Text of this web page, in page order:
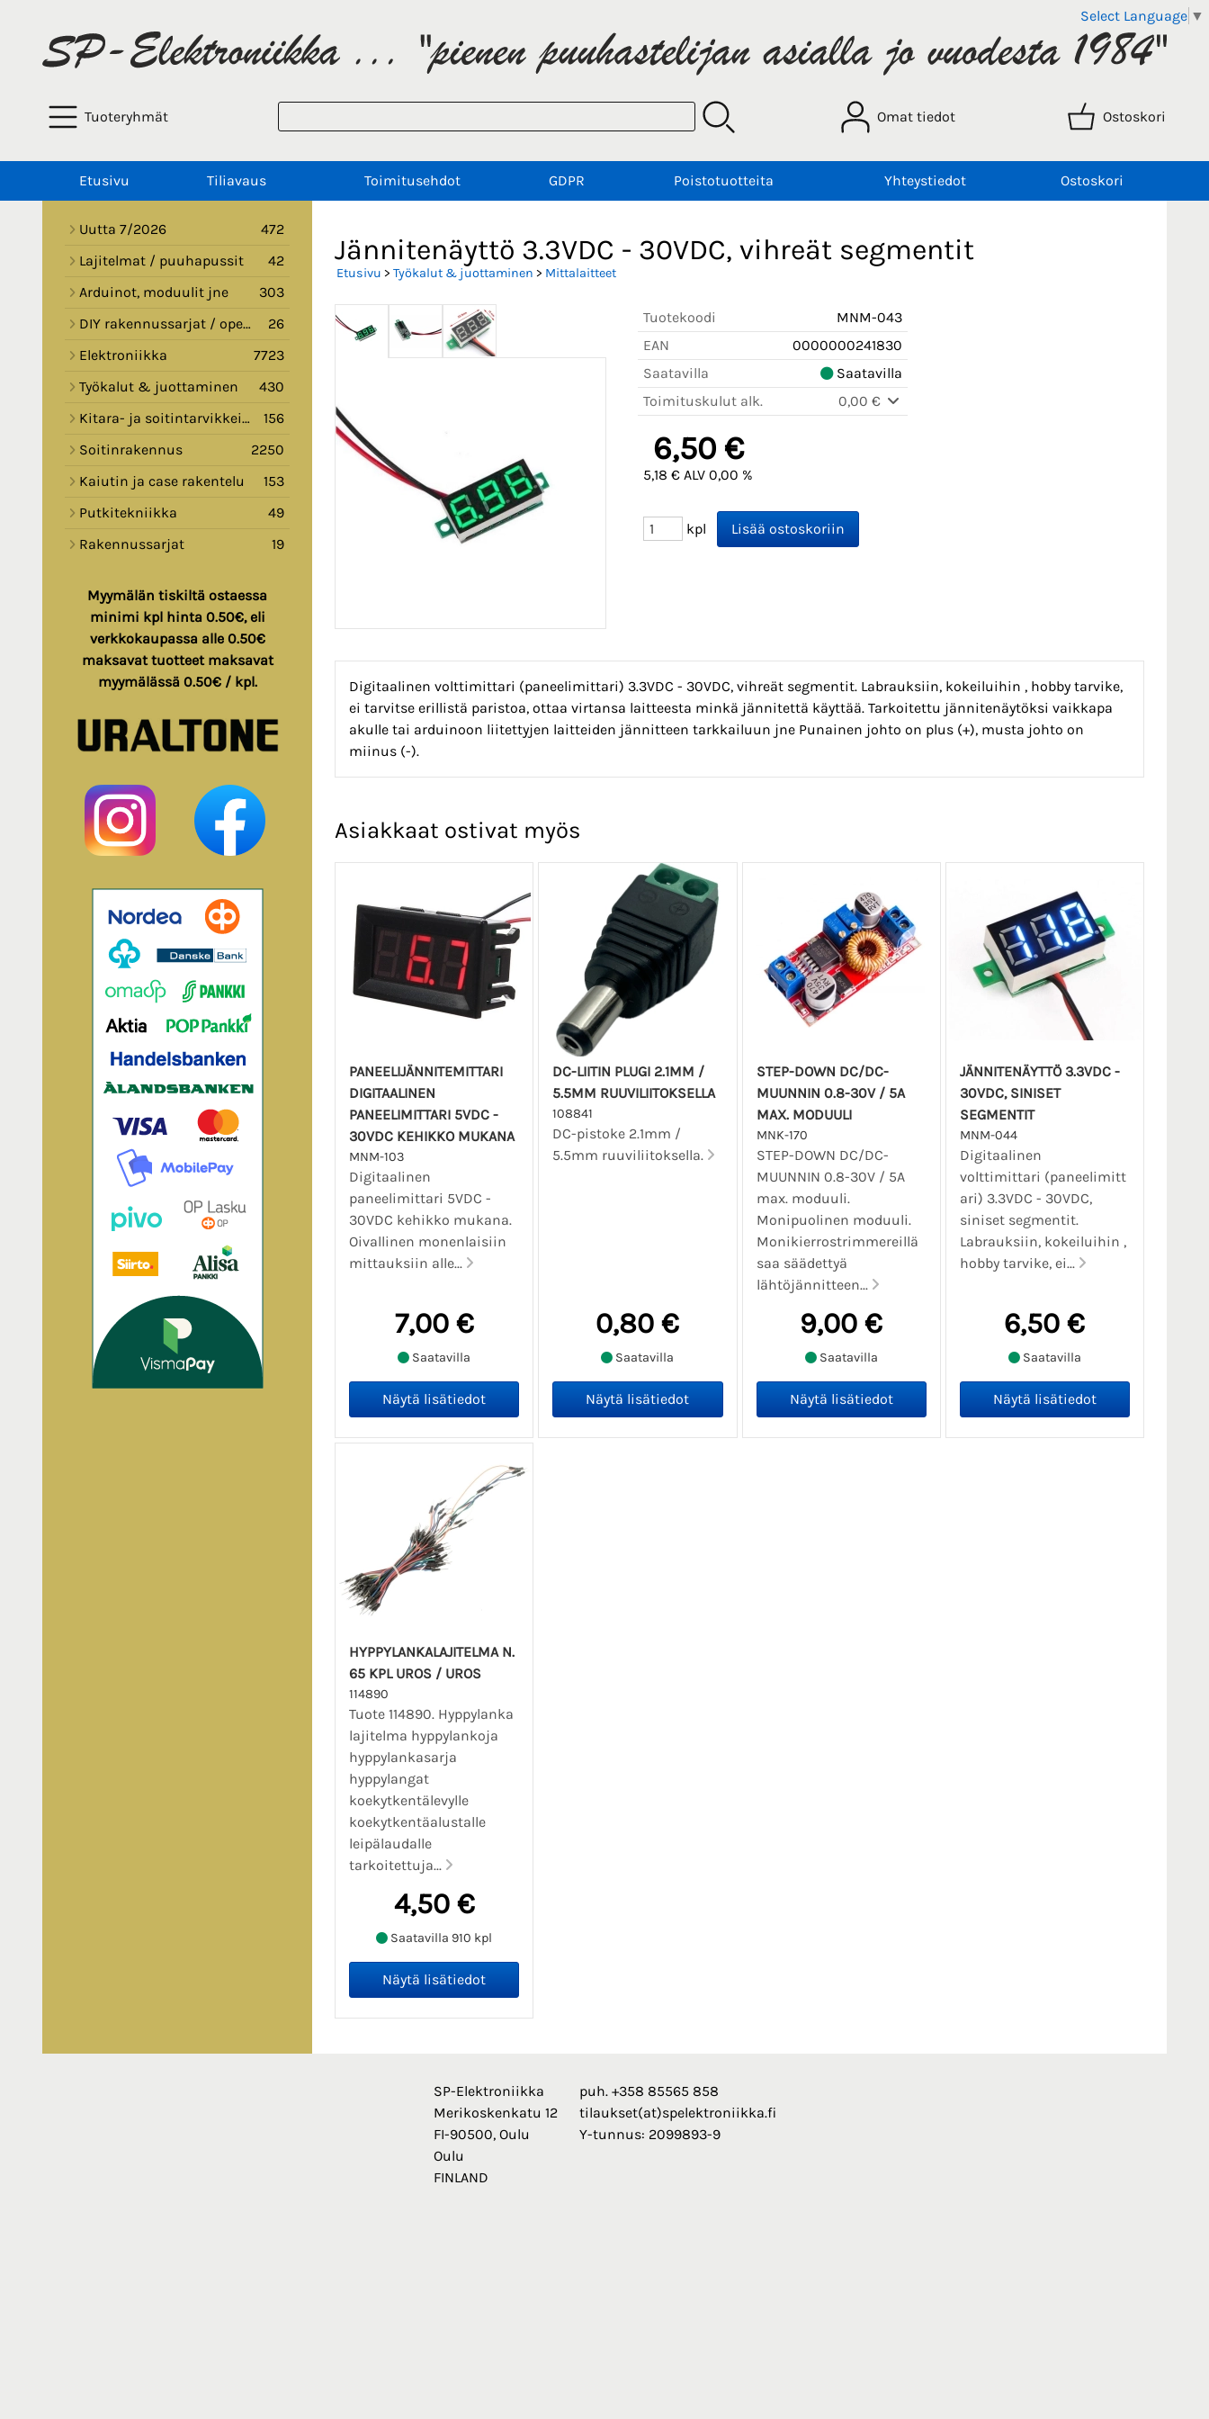
Select Language ▼
Tuoteryhmät Omat tiedot Ostoskori
Etusivu Tiliavaus Toimitusehdot GDPR Poistotuotteita Yhteystiedot Ostoskori
Uutta 7/2026
472
Lajitelmat / puuhapussit
42
Arduinot, moduulit jne
303
DIY rakennussarjat / opetussarjat
26
Elektroniikka
7723
Työkalut & juottaminen
430
Kitara- ja soitintarvikkeita
156
Soitinrakennus
2250
Kaiutin ja case rakentelu
153
Putkitekniikka
49
Rakennussarjat
19
Myymälän tiskiltä ostaessa
minimi kpl hinta 0.50€, eli
verkkokaupassa alle 0.50€
maksavat tuotteet maksavat
myymälässä 0.50€ / kpl.
Jännitenäyttö 3.3VDC - 30VDC, vihreät segmentit
Etusivu > Työkalut & juottaminen > Mittalaitteet
Tuotekoodi
MNM-043
EAN
0000000241830
Saatavilla
Saatavilla
Toimituskulut alk.
0,00 €
6,50 €
5,18 € ALV 0,00 %
kpl
Digitaalinen volttimittari (paneelimittari) 3.3VDC - 30VDC, vihreät segmentit. Labrauksiin, kokeiluihin , hobby tarvike,
ei tarvitse erillistä paristoa, ottaa virtansa laitteesta minkä jännitettä käyttää. Tarkoitettu jännitenäytöksi vaikkapa
akulle tai arduinoon liitettyjen laitteiden jännitteen tarkkailuun jne Punainen johto on plus (+), musta johto on
miinus (-).
Asiakkaat ostivat myös
PANEELIJÄNNITEMITTARI
DIGITAALINEN
PANEELIMITTARI 5VDC -
30VDC KEHIKKO MUKANA
MNM-103
Digitaalinen
paneelimittari 5VDC -
30VDC kehikko mukana.
Oivallinen monenlaisiin
mittauksiin alle...
7,00 €
Saatavilla
DC-LIITIN PLUGI 2.1MM /
5.5MM RUUVILIITOKSELLA
108841
DC-pistoke 2.1mm /
5.5mm ruuviliitoksella.
0,80 €
Saatavilla
STEP-DOWN DC/DC-
MUUNNIN 0.8-30V / 5A
MAX. MODUULI
MNK-170
STEP-DOWN DC/DC-
MUUNNIN 0.8-30V / 5A
max. moduuli.
Monipuolinen moduuli.
Monikierrostrimmereillä
saa säädettyä
lähtöjännitteen...
9,00 €
Saatavilla
JÄNNITENÄYTTÖ 3.3VDC -
30VDC, SINISET
SEGMENTIT
MNM-044
Digitaalinen
volttimittari (paneelimitt
ari) 3.3VDC - 30VDC,
siniset segmentit.
Labrauksiin, kokeiluihin ,
hobby tarvike, ei...
6,50 €
Saatavilla
HYPPYLANKALAJITELMA N.
65 KPL UROS / UROS
114890
Tuote 114890. Hyppylanka
lajitelma hyppylankoja
hyppylankasarja
hyppylangat
koekytkentälevylle
koekytkentäalustalle
leipälaudalle
tarkoitettuja...
4,50 €
Saatavilla 910 kpl
SP-Elektroniikka
Merikoskenkatu 12
FI-90500, Oulu
Oulu
FINLAND
puh. +358 85565 858
tilaukset(at)spelektroniikka.fi
Y-tunnus: 2099893-9